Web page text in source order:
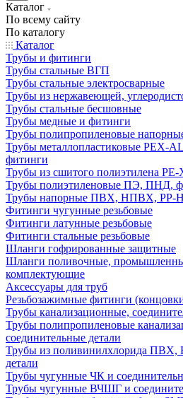
Каталог
По всему сайту
По каталогу
Каталог
Трубы и фитинги
Трубы стальные ВГП
Трубы стальные электросварные
Трубы из нержавеющей,
Трубы стальные бесшовные
Трубы медные и фитинги
Трубы полипропиленовые
Трубы металлопластиковые PEX-
фитинги
Трубы из сшитого полиэтилена
Трубы полиэтиленовые ПЭ, ПНД,
Трубы напорные ПВХ, НПВХ, PP-
Фитинги чугунные резьбовые
Фитинги латунные резьбовые
Фитинги стальные резьбовые
Шланги гофрированные защитные
Шланги поливочные,
комплектующие
Аксессуары для труб
Резьбозажимные фитинги
Трубы канализационные,
Трубы полипропиленовые
соединительные детали
Трубы из поливинилхлорида
детали
Трубы чугунные ЧК и
Трубы чугунные ВЧШГ и